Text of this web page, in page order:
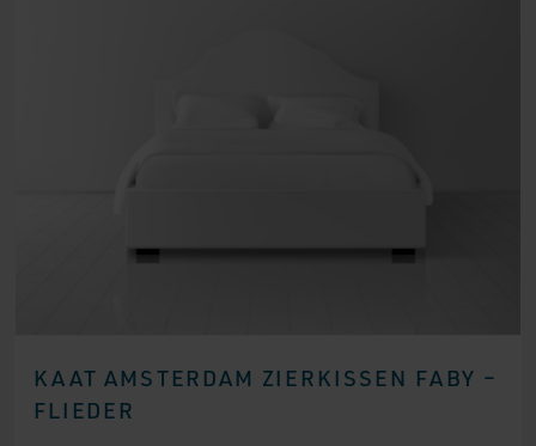
KAAT AMSTERDAM ZIERKISSEN FABY –
FLIEDER